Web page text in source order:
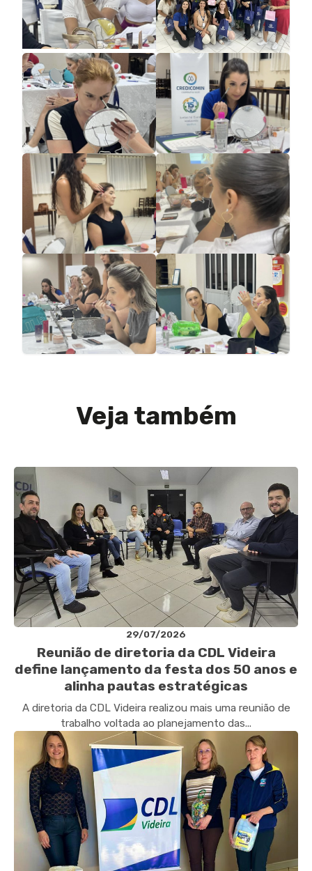
Veja também
29/07/2026
Reunião de diretoria da CDL Videira
define lançamento da festa dos 50 anos e
alinha pautas estratégicas
A diretoria da CDL Videira realizou mais uma reunião de
trabalho voltada ao planejamento das...